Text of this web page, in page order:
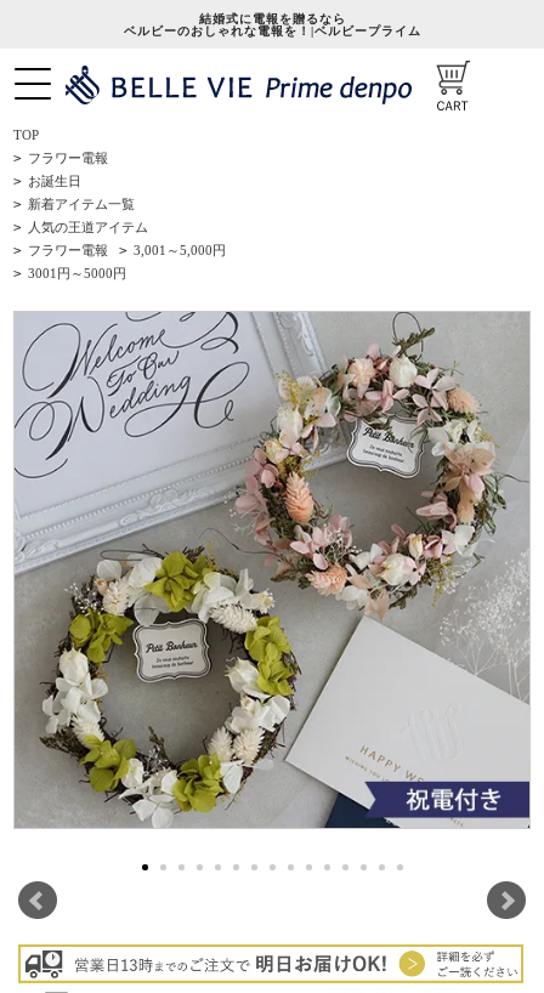
結婚式に電報を贈るなら
ベルビーのおしゃれな電報を！|ベルビープライム
TOP
> フラワー電報
> お誕生日
> 新着アイテム一覧
> 人気の王道アイテム
> フラワー電報 > 3,001～5,000円
> 3001円～5000円